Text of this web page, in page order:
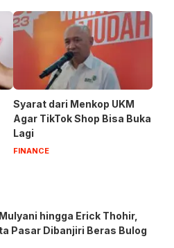
Syarat dari Menkop UKM
Agar TikTok Shop Bisa Buka
Lagi
FINANCE
hingga Erick Thohir,
Pasar Dibanjiri Beras Bulog